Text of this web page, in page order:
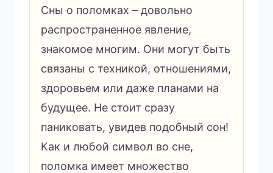
Сны о поломках – довольно
распространенное явление,
знакомое многим. Они могут быть
связаны с техникой, отношениями,
здоровьем или даже планами на
будущее. Не стоит сразу
паниковать, увидев подобный сон!
Как и любой символ во сне,
поломка имеет множество